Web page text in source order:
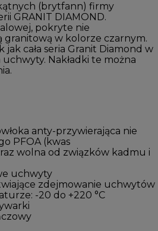
(brytfann) firmy
GRANIT DIAMOND.
pokryte nie
granitową w kolorze czarnym.
jak cała seria Granit Diamond w
Nakładki te można
anty-przywierająca nie
PFOA (kwas
wolna od związków kadmu i
uchwyty
zdejmowanie uchwytów
-20 do +220 °C